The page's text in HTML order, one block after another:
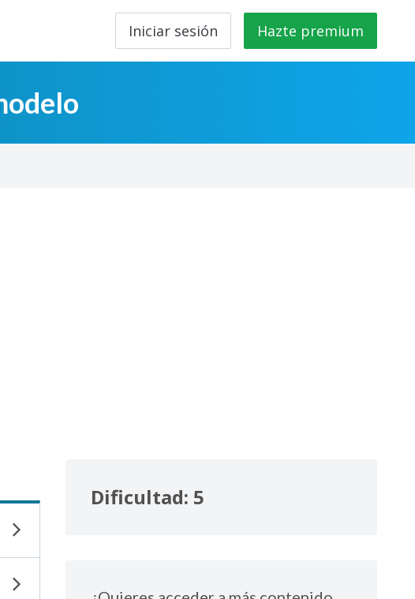
Iniciar sesión Hazte premium
Dificultad: 5